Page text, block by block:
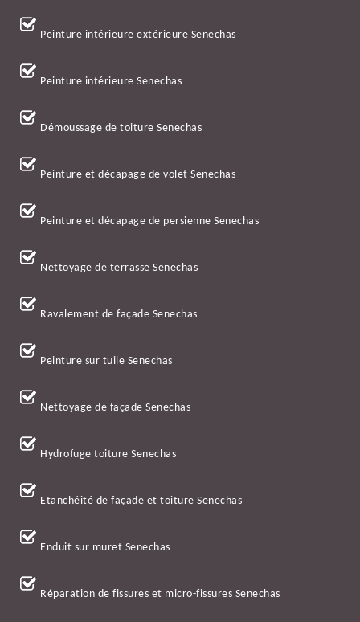
Peinture intérieure extérieure Senechas
Peinture intérieure Senechas
Démoussage de toiture Senechas
Peinture et décapage de volet Senechas
Peinture et décapage de persienne Senechas
Nettoyage de terrasse Senechas
Ravalement de façade Senechas
Peinture sur tuile Senechas
Nettoyage de façade Senechas
Hydrofuge toiture Senechas
Etanchéité de façade et toiture Senechas
Enduit sur muret Senechas
Réparation de fissures et micro-fissures Senechas